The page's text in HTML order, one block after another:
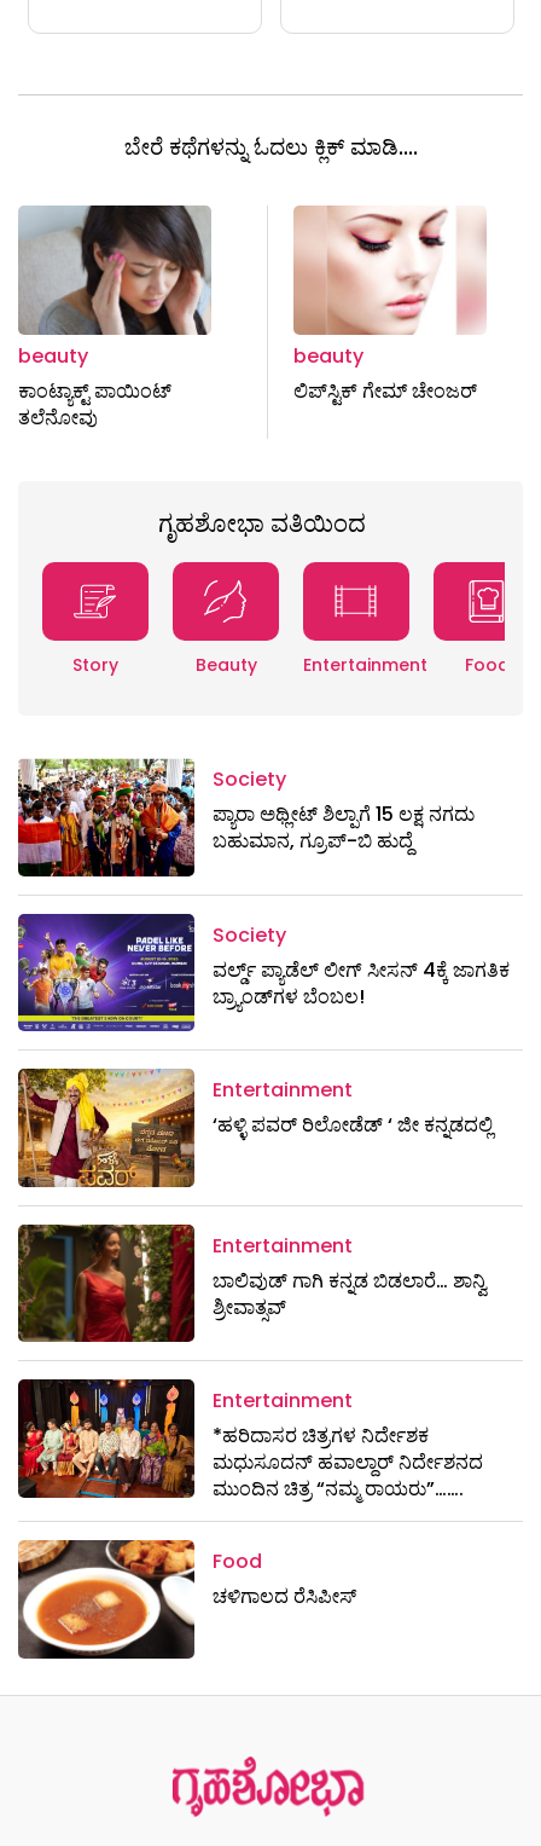
ಬೇರೆ ಕಥೆಗಳನ್ನು ಓದಲು ಕ್ಲಿಕ್ ಮಾಡಿ....
beauty
ಕಾಂಟ್ಯಾಕ್ಟ್ ಪಾಯಿಂಟ್‌
ತಲೆನೋವು
beauty
ಲಿಪ್‌ಸ್ಟಿಕ್‌ ಗೇಮ್ ಚೇಂಜರ್‌
ಗೃಹಶೋಭಾ ವತಿಯಿಂದ
Story Beauty Entertainment Food
Society
ಪ್ಯಾರಾ ಅಥ್ಲೀಟ್ ಶಿಲ್ಪಾಗೆ 15 ಲಕ್ಷ ನಗದು
ಬಹುಮಾನ, ಗ್ರೂಪ್-ಬಿ ಹುದ್ದೆ
Society
ವರ್ಲ್ಡ್ ಪ್ಯಾಡೆಲ್ ಲೀಗ್ ಸೀಸನ್ 4ಕ್ಕೆ ಜಾಗತಿಕ
ಬ್ರ್ಯಾಂಡ್‌ಗಳ ಬೆಂಬಲ!
Entertainment
‘ಹಳ್ಳಿ ಪವರ್ ರಿಲೋಡೆಡ್ ‘ ಜೀ ಕನ್ನಡದಲ್ಲಿ
Entertainment
ಬಾಲಿವುಡ್ ಗಾಗಿ ಕನ್ನಡ ಬಿಡಲಾರೆ… ಶಾನ್ವಿ
ಶ್ರೀವಾತ್ಸವ್
Entertainment
*ಹರಿದಾಸರ ಚಿತ್ರಗಳ ನಿರ್ದೇಶಕ
ಮಧುಸೂದನ್ ಹವಾಲ್ದಾರ್ ನಿರ್ದೇಶನದ
ಮುಂದಿನ ಚಿತ್ರ “ನಮ್ಮ ರಾಯರು”…….
Food
ಚಳಿಗಾಲದ ರೆಸಿಪೀಸ್